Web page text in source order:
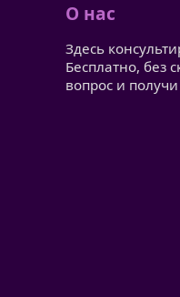
О нас
Здесь
Бесплатно, без
вопрос и